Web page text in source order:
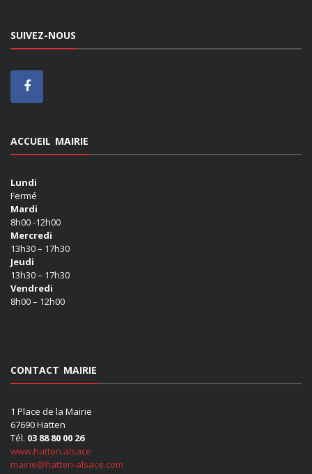
SUIVEZ-NOUS
ACCUEIL MAIRIE
Lundi
Fermé
Mardi
8h00 -12h00
Mercredi
13h30 – 17h30
Jeudi
13h30 – 17h30
Vendredi
8h00 – 12h00
CONTACT MAIRIE
1 Place de la Mairie
67690 Hatten
Tél. 03 88 80 00 26
www.hatten.alsace
mairie@hatten-alsace.com